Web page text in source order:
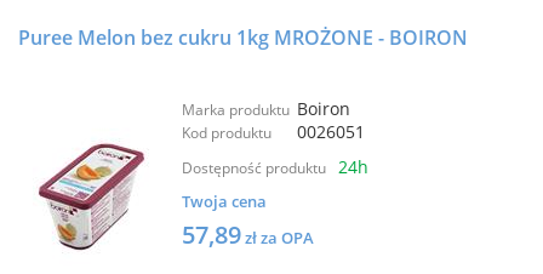
Puree Melon bez cukru 1kg MROŻONE - BOIRON
Marka produktu Boiron
Kod produktu 0026051
Dostępność produktu 24h
Twoja cena
57,89zł za OPA